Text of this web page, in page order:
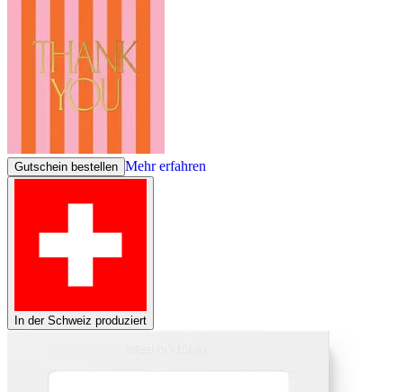
Gutschein bestellen Mehr erfahren
In der Schweiz produziert